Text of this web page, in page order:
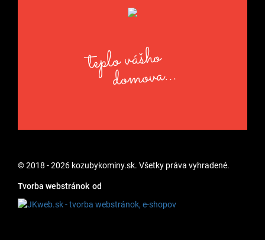
teplo vášho
domova...
© 2018 - 2026 kozubykominy.sk. Všetky práva vyhradené.
Tvorba webstránok od